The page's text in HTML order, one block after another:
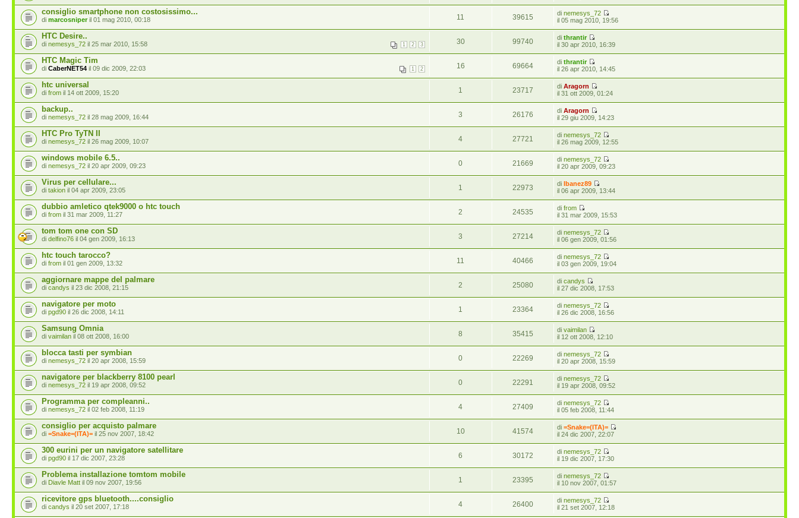
consiglio smartphone non costosissimo...
di marcosniperil 01 mag 2010, 00:18 11 39615 dinemesys_72
il 05 mag 2010, 19:56
HTC Desire..
1 2 3
di nemesys_72 il 25 mar 2010, 15:58 30 99740 dithrantir
il 30 apr 2010, 16:39
HTC Magic Tim
1 2
di CaberNET54 il 09 dic 2009, 22:03 16 69664 dithrantir
il 26 apr 2010, 14:45
htc universal
di from il 14 ott 2009, 15:20 1 23717 diAragorn
il 31 ott 2009, 01:24
backup..
di nemesys_72 il 28 mag 2009, 16:44 3 26176 diAragorn
il 29 giu 2009, 14:23
HTC Pro TyTN II
di nemesys_72 il 26 mag 2009, 10:07 4 27721 dinemesys_72
il 26 mag 2009, 12:55
windows mobile 6.5..
di nemesys_72 il 20 apr 2009, 09:23 0 21669 dinemesys_72
il 20 apr 2009, 09:23
Virus per cellulare...
di takion il 04 apr 2009, 23:05 1 22973 diIbanez89
il 06 apr 2009, 13:44
dubbio amletico qtek9000 o htc touch
di from il 31 mar 2009, 11:27 2 24535 difrom
il 31 mar 2009, 15:53
tom tom one con SD
di delfino76 il 04 gen 2009, 16:13 3 27214 dinemesys_72
il 06 gen 2009, 01:56
htc touch tarocco?
di from il 01 gen 2009, 13:32 11 40466 dinemesys_72
il 03 gen 2009, 19:04
aggiornare mappe del palmare
di candys il 23 dic 2008, 21:15 2 25080 dicandys
il 27 dic 2008, 17:53
navigatore per moto
di pgd90 il 26 dic 2008, 14:11 1 23364 dinemesys_72
il 26 dic 2008, 16:56
Samsung Omnia
di vaimilan il 08 ott 2008, 16:00 8 35415 divaimilan
il 12 ott 2008, 12:10
blocca tasti per symbian
di nemesys_72 il 20 apr 2008, 15:59 0 22269 dinemesys_72
il 20 apr 2008, 15:59
navigatore per blackberry 8100 pearl
di nemesys_72 il 19 apr 2008, 09:52 0 22291 dinemesys_72
il 19 apr 2008, 09:52
Programma per compleanni..
di nemesys_72 il 02 feb 2008, 11:19 4 27409 dinemesys_72
il 05 feb 2008, 11:44
consiglio per acquisto palmare
di =Snake=(ITA)= il 25 nov 2007, 18:42 10 41574 di=Snake=(ITA)=
il 24 dic 2007, 22:07
300 eurini per un navigatore satellitare
di pgd90 il 17 dic 2007, 23:28 6 30172 dinemesys_72
il 19 dic 2007, 17:30
Problema installazione tomtom mobile
di Diavle Matt il 09 nov 2007, 19:56 1 23395 dinemesys_72
il 10 nov 2007, 01:57
ricevitore gps bluetooth....consiglio
di candys il 20 set 2007, 17:18 4 26400 dinemesys_72
il 21 set 2007, 12:18